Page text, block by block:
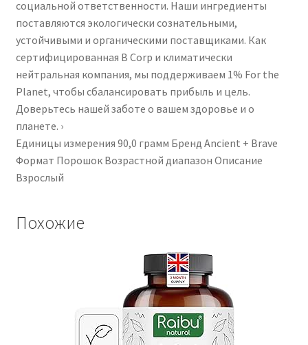
социальной ответственности. Наши ингредиенты
поставляются экологически сознательными,
устойчивыми и органическими поставщиками. Как
сертифицированная B Corp и климатически
нейтральная компания, мы поддерживаем 1% For the
Planet, чтобы сбалансировать прибыль и цель.
Доверьтесь нашей заботе о вашем здоровье и о
планете. ›
Единицы измерения ‎90,0 грамм Бренд ‎Ancient + Brave
Формат ‎Порошок Возрастной диапазон Описание
‎Взрослый
Похожие